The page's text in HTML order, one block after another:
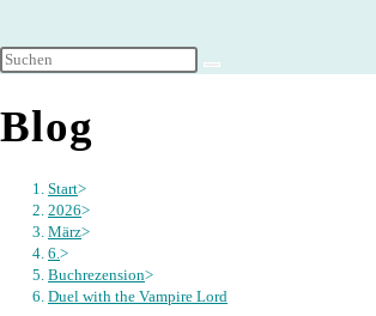
umschalten
Blog
Start>
2026>
März>
6. >
Buchrezension>
Duel with the Vampire Lord